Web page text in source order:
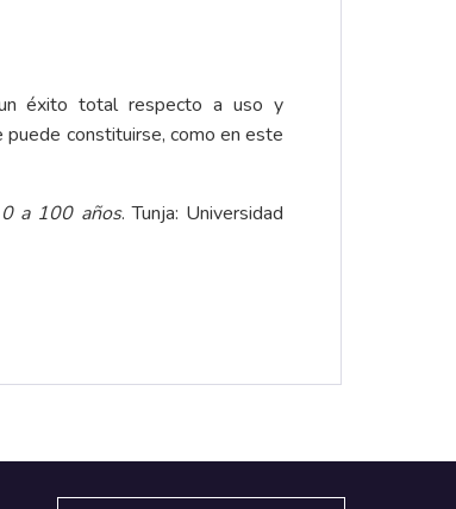
éxito total respecto a uso y
constituirse, como en este
a 100 años. Tunja: Universidad